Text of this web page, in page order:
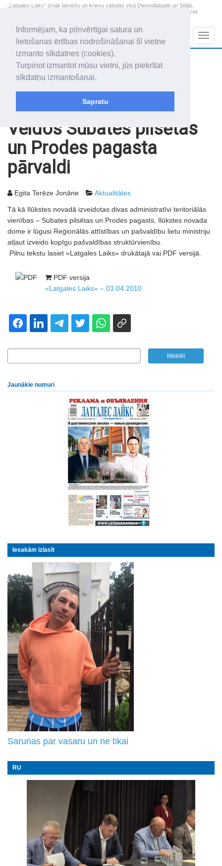
Informējam, ka pilnvērtīgai satura un
lietošanas ērtības nodrošināšanai šī vietne
izmanto sīkdatnes (cookies).
Turpinot izmantot mūsu vietni, jūs piekrītat
sīkdatņu izmantošanai.
Sapratu
„Latgales Laiks” iznāk latviešu un krievu valodās visā Dienvidlatgalē un Sēlijā,
„Latgales Laiks” latviešu valodā aptver Daugavpils valstspilsētu, Augšdaugavas
2026. gada 8. augusts
Sestdiena
Mudīte, Vladislava, Vladislavs
+10.6
Veidos Subates pilsētas
un Prodes pagasta
pārvaldi
Egita Terēze Jonāne Aktualitātes
Tā kā Ilūkstes novadā izveidotas divas administratīvi teritoriālās
vienības – Subates pilsētas un Prodes pagasts, Ilūkstes novada
dome ir lūgusi Reģionālās attīstības un pašvaldību lietu ministriju
atļaut izveido kopīgu pašvaldības struktūrvienību.
Pilnu tekstu lasiet «Latgales Laiks» drukātajā vai PDF versijā.
PDF versija
«Latgales Laiks» – 03.04.2010
Jaunākie numuri
Iesakām izlasīt
Sarunas par vasaru un ne tikai
RU